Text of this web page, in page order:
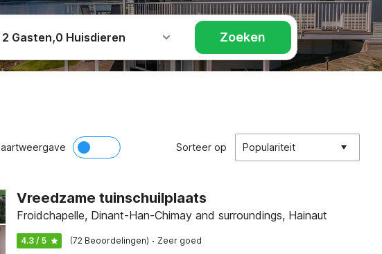
2 Gasten,0 Huisdieren Zoeken
Sorteer op Populariteit
Vreedzame tuinschuilplaats
Froidchapelle, Dinant-Han-Chimay and surroundings, Hainaut
4.3 / 5 (72 Beoordelingen) · Zeer goed